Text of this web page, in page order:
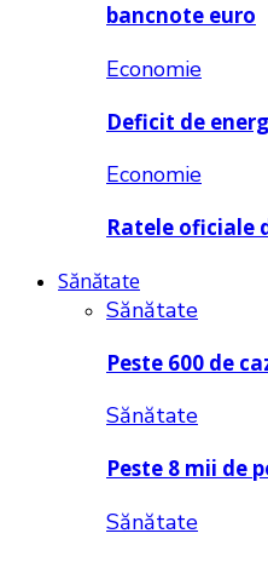
bancnote euro
Economie
Deficit de
Economie
Ratele oficiale
Sănătate
Sănătate
Peste 600 de
Sănătate
Peste 8 mii de
Sănătate